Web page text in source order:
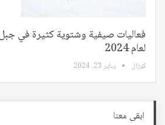
فعاليات صيفية وشتوية كثيرة في
لعام 2024
كوزال يناير 23, 2024
ابقى معنا